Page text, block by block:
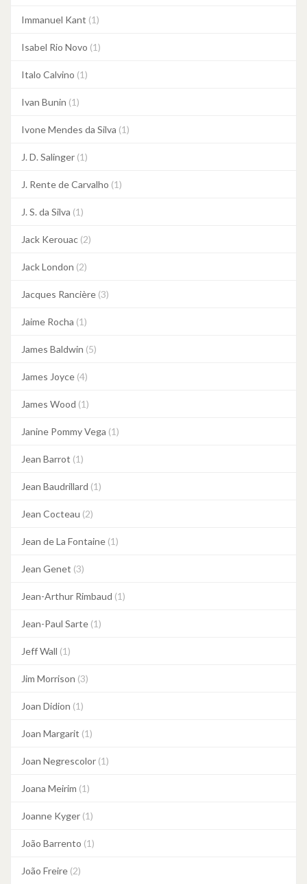
Immanuel Kant (1)
Isabel Rio Novo (1)
Italo Calvino (1)
Ivan Bunin (1)
Ivone Mendes da Silva (1)
J. D. Salinger (1)
J. Rente de Carvalho (1)
J. S. da Silva (1)
Jack Kerouac (2)
Jack London (2)
Jacques Rancière (3)
Jaime Rocha (1)
James Baldwin (5)
James Joyce (4)
James Wood (1)
Janine Pommy Vega (1)
Jean Barrot (1)
Jean Baudrillard (1)
Jean Cocteau (2)
Jean de La Fontaine (1)
Jean Genet (3)
Jean-Arthur Rimbaud (1)
Jean-Paul Sarte (1)
Jeff Wall (1)
Jim Morrison (3)
Joan Didion (1)
Joan Margarit (1)
Joan Negrescolor (1)
Joana Meirim (1)
Joanne Kyger (1)
João Barrento (1)
João Freire (2)